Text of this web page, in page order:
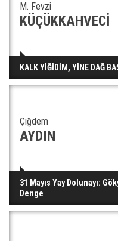
M. Fevzi
KÜÇÜKKAHVECİ
KALK YİĞİDİM, YİNE DAĞ
Çiğdem
AYDIN
31 Mayıs Yay Dolunayı:
Denge